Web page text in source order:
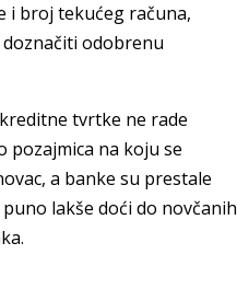
i broj tekućeg računa,
odobrenu
tvrtke ne rade
pozajmica na koju se
a banke su prestale
lakše doći do novčanih